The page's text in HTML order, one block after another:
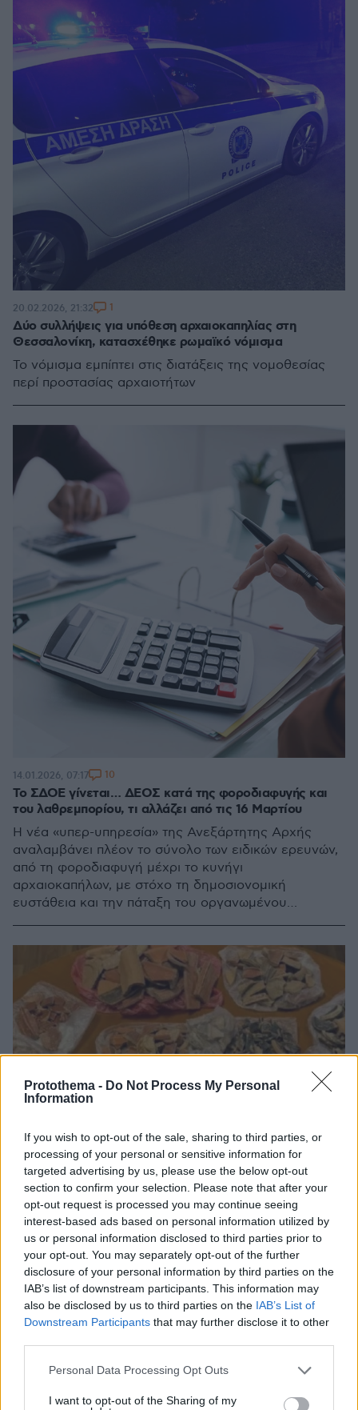
Protothema - Do Not Process My Personal
Information
If you wish to opt-out of the sale, sharing to third parties, or
processing of your personal or sensitive information for
targeted advertising by us, please use the below opt-out
section to confirm your selection. Please note that after your
opt-out request is processed you may continue seeing
interest-based ads based on personal information utilized by
us or personal information disclosed to third parties prior to
your opt-out. You may separately opt-out of the further
disclosure of your personal information by third parties on the
IAB’s list of downstream participants. This information may
also be disclosed by us to third parties on the IAB’s List of
Downstream Participants that may further disclose it to other
Please note that this website/app uses one or more Google
not limited to your visit or usage behaviour. You may click to
Personal Data Processing Opt Outs
I want to opt-out of the Sharing of my
Δύο συλλήψεις για υπόθεση αρχαιοκαπηλίας στη
Θεσσαλονίκη, κατασχέθηκε ρωμαϊκό νόμισμα
Το νόμισμα εμπίπτει στις διατάξεις της νομοθεσίας
περί προστασίας αρχαιοτήτων
20.02.2026, 21:32 1
Το ΣΔΟΕ γίνεται… ΔΕΟΣ κατά της φοροδιαφυγής και
του λαθρεμπορίου, τι αλλάζει από τις 16 Μαρτίου
Η νέα «υπερ-υπηρεσία» της Ανεξάρτητης Αρχής
αναλαμβάνει πλέον το σύνολο των ειδικών ερευνών,
από τη φοροδιαφυγή μέχρι το κυνήγι
αρχαιοκαπήλων, με στόχο τη δημοσιονομική
ευστάθεια και την πάταξη του οργανωμένου
14.01.2026, 07:17 10
Ο καθηγητής που πιάστηκε με πλήθος αρχαιοτήτων και η
συνεργασία του με Βούλγαρο μεγιστάνα σε κύκλωμα
αρχαιοκαπηλίας
O 60χρονος καθηγητής με πλούσιο βιογραφικό στην
παρελθόν είχε συνεργαστεί με έναν πολύ ισχυρό
21.11.2025, 09:16 4